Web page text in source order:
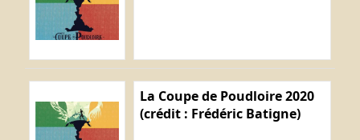
La Coupe de Poudloire 2020
(crédit : Frédéric Batigne)